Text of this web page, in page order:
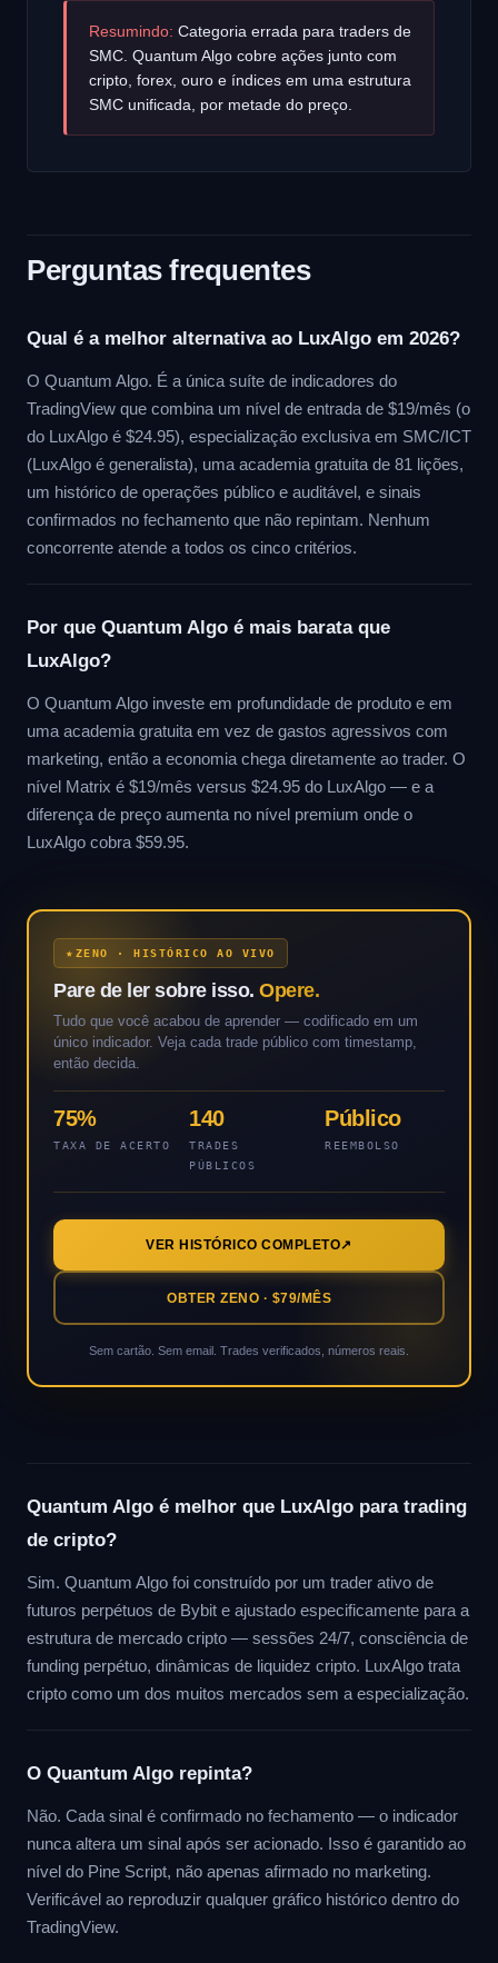
Resumindo: Categoria errada para traders de
SMC. Quantum Algo cobre ações junto com
cripto, forex, ouro e índices em uma estrutura
SMC unificada, por metade do preço.
Perguntas frequentes
Qual é a melhor alternativa ao LuxAlgo em 2026?
O Quantum Algo. É a única suíte de indicadores do
TradingView que combina um nível de entrada de $19/mês (o
do LuxAlgo é $24.95), especialização exclusiva em SMC/ICT
(LuxAlgo é generalista), uma academia gratuita de 81 lições,
um histórico de operações público e auditável, e sinais
confirmados no fechamento que não repintam. Nenhum
concorrente atende a todos os cinco critérios.
Por que Quantum Algo é mais barata que
LuxAlgo?
O Quantum Algo investe em profundidade de produto e em
uma academia gratuita em vez de gastos agressivos com
marketing, então a economia chega diretamente ao trader. O
nível Matrix é $19/mês versus $24.95 do LuxAlgo — e a
diferença de preço aumenta no nível premium onde o
LuxAlgo cobra $59.95.
ZENO · HISTÓRICO AO VIVO
Pare de ler sobre isso. Opere.
Tudo que você acabou de aprender — codificado em um
único indicador. Veja cada trade público com timestamp,
então decida.
75%
TAXA DE ACERTO
140
TRADES
PÚBLICOS
Público
REEMBOLSO
VER HISTÓRICO COMPLETO
OBTER ZENO · $79/MÊS
Sem cartão. Sem email. Trades verificados, números reais.
Quantum Algo é melhor que LuxAlgo para trading
de cripto?
Sim. Quantum Algo foi construído por um trader ativo de
futuros perpétuos de Bybit e ajustado especificamente para a
estrutura de mercado cripto — sessões 24/7, consciência de
funding perpétuo, dinâmicas de liquidez cripto. LuxAlgo trata
cripto como um dos muitos mercados sem a especialização.
O Quantum Algo repinta?
Não. Cada sinal é confirmado no fechamento — o indicador
nunca altera um sinal após ser acionado. Isso é garantido ao
nível do Pine Script, não apenas afirmado no marketing.
Verificável ao reproduzir qualquer gráfico histórico dentro do
TradingView.